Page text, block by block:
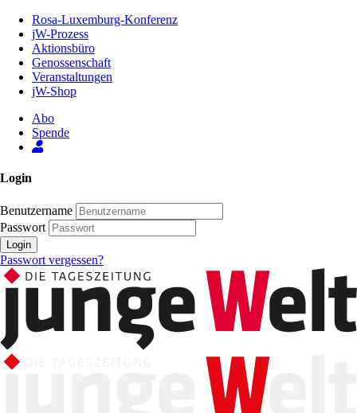
Inhalt
Seite
Rosa-Luxemburg-Konferenz
jW-Prozess
Aktionsbüro
Genossenschaft
Veranstaltungen
jW-Shop
Abo
Spende
Login
Benutzername
Passwort
Login
Passwort vergessen?